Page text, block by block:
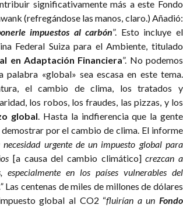
significativamente más a este Fondo
(refregándose las manos, claro.) Añadió:
impuestos al carbón”. Esto incluye el
Federal Suiza para el Ambiente, titulado
en Adaptación Financiera”. No podemos
palabra «global» sea escasa en este tema.
el cambio de clima, los tratados y
los robos, los fraudes, las pizzas, y los
global. Hasta la indfierencia que la gente
por el cambio de clima. El informe
necesidad urgente de un impuesto global para
[a causa del cambio climático]crezcan a
especialmente en los países vulnerables del
Las centenas de miles de millones de dólares
global al CO2 “fluirían a unFondo